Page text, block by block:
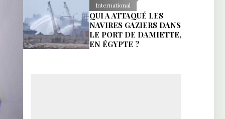
International
QUI A ATTAQUÉ LES
NAVIRES GAZIERS DANS
LE PORT DE DAMIETTE,
EN ÉGYPTE ?